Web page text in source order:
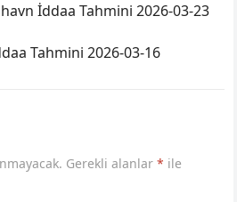
İddaa Tahmini 2026-03-23
Tahmini 2026-03-16
Gerekli alanlar* ile